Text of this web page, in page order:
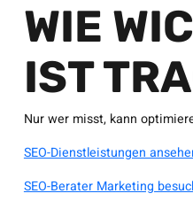
WIE
IST
Nur wer misst, kann
SEO-Dienstleistungen
SEO-Berater Marketing